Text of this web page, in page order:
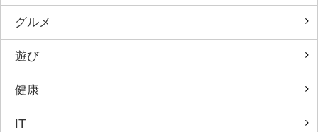
グルメ
遊び
健康
IT